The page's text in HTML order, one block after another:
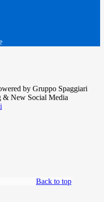
by Gruppo Spaggiari
& New Social Media
Back to top